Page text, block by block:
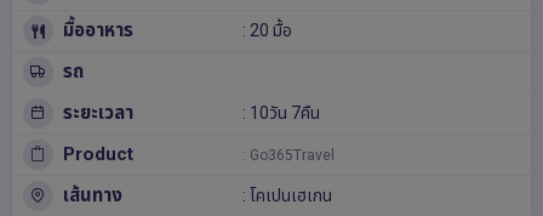
มื้ออาหาร : 20 มื้อ
รถ
ระยะเวลา
: 10วัน 7คืน
Product : Go365Travel
เส้นทาง : โคเปนเฮเกน